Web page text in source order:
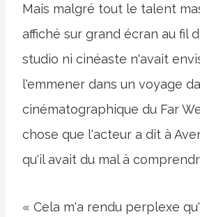
Mais malgré tout le talent
affiché sur grand écran au fil
studio ni cinéaste n'avait
l'emmener dans un voyage
cinématographique du Far
chose que l'acteur a dit à
qu'il avait du mal à
« Cela m'a rendu perplexe